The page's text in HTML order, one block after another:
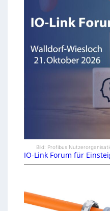
Bild: Profibus
IO-Link Forum für